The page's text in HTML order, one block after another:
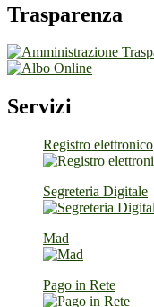
Trasparenza
Servizi
Registro elettronico
Segreteria Digitale
Mad
Pago in Rete